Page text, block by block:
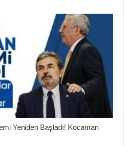
Yeniden Başladı! Kocaman